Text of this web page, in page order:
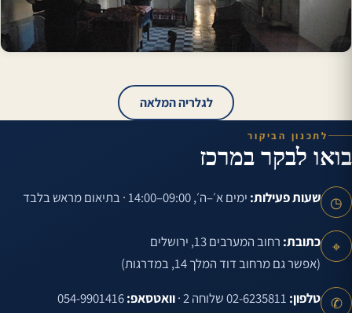
לגלריה המלאה
לתכנון הביקור
בואו לבקר במרכז
◷ שעות פעילות: ימים א׳–ה׳, 09:00–14:00 · בתיאום מראש בלבד
⌖ כתובת: רחוב המערבים 13, ירושלים
(אפשר גם מרחוב דוד המלך 14, במדרגות)
✆ טלפון: וואטסאפ: